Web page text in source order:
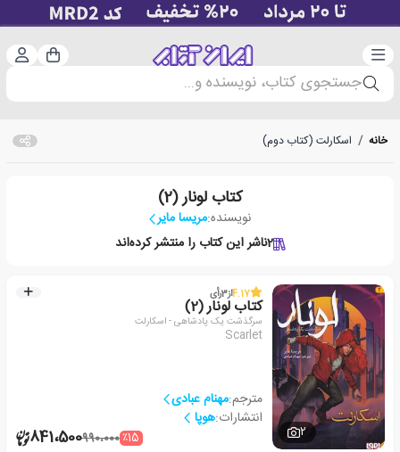
دسته‌بندی سبد
جستجوی کتاب، نویسنده و...
خانه / اسکارلت (کتاب دوم)
کتاب لونار (2)
نویسنده:مریسا مایر
2ناشر این کتاب را منتشر کرده‌اند
2
4.17از3رأی
کتاب لونار (2)
سرگذشت یک پادشاهی - اسکارلت
Scarlet
مترجم:مهنام عبادی
انتشارات:هوپا
٪15990،000841،500